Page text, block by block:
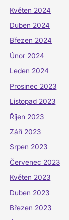
Květen 2024
Duben 2024
Březen 2024
Únor 2024
Leden 2024
Prosinec 2023
Listopad 2023
Říjen 2023
Září 2023
Srpen 2023
Červenec 2023
Květen 2023
Duben 2023
Březen 2023